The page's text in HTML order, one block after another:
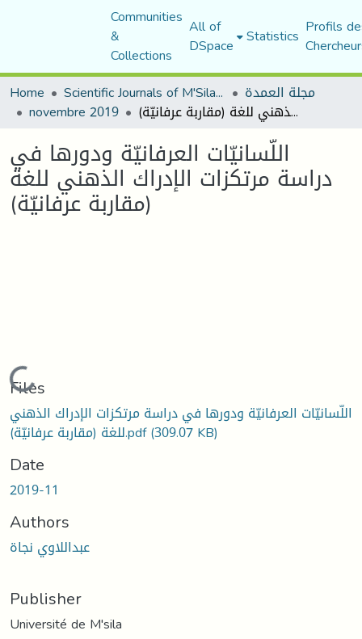
Communities
&
Collections
All of
DSpace Statistics Profils
Home
Scientific Journals of M'Sila University مجلة العمدة
novembre 2019 اللّسانيّات العرفانيّة ودورها في دراسة مرتكزات الإدراك الذهني للغة (مقاربة عرفانيّة)
اللّسانيّات العرفانيّة ودورها في
دراسة مرتكزات الإدراك الذهني للغة
(مقاربة عرفانيّة)
Loading...
Files
اللّسانيّات العرفانيّة ودورها في دراسة مرتكزات الإدراك الذهني
للغة (مقاربة عرفانيّة).pdf(309.07 KB)
Date
2019-11
Authors
عبداللاوي نجاة
Publisher
Université de M'sila